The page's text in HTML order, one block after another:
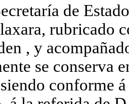
de
rubricado
, y
se conserva
conforme